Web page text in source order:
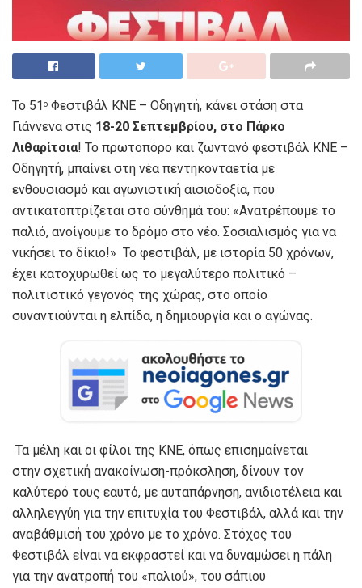
Το 51ο Φεστιβάλ ΚΝΕ – Οδηγητή, κάνει στάση στα
Γιάννενα στις 18-20 Σεπτεμβρίου, στο Πάρκο
Λιθαρίτσια! Το πρωτοπόρο και ζωντανό φεστιβάλ ΚΝΕ –
Οδηγητή, μπαίνει στη νέα πεντηκονταετία με
ενθουσιασμό και αγωνιστική αισιοδοξία, που
αντικατοπτρίζεται στο σύνθημά του: «Ανατρέπουμε το
παλιό, ανοίγουμε το δρόμο στο νέο. Σοσιαλισμός για να
νικήσει το δίκιο!» Το φεστιβάλ, με ιστορία 50 χρόνων,
έχει κατοχυρωθεί ως το μεγαλύτερο πολιτικό –
πολιτιστικό γεγονός της χώρας, στο οποίο
συναντιούνται η ελπίδα, η δημιουργία και ο αγώνας.
Τα μέλη και οι φίλοι της ΚΝΕ, όπως επισημαίνεται
στην σχετική ανακοίνωση-πρόκσληση, δίνουν τον
καλύτερό τους εαυτό, με αυταπάρνηση, ανιδιοτέλεια και
αλληλεγγύη για την επιτυχία του Φεστιβάλ, αλλά και την
αναβάθμισή του χρόνο με το χρόνο. Στόχος του
Φεστιβάλ είναι να εκφραστεί και να δυναμώσει η πάλη
για την ανατροπή του «παλιού», του σάπιου